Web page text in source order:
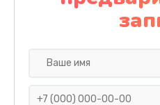
1060